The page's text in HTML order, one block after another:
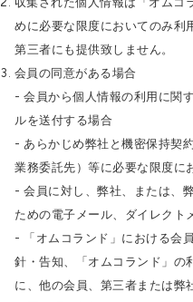
めに必要な限度においてのみ利
第三者にも提供致しません。
会員の同意がある場合
- 会員から個人情報の利用に関
ルを送付する場合
- あらかじめ弊社と機密保持契
業務委託先）等に必要な限度に
- 会員に対し、弊社、または、
ための電子メール、ダイレクト
- 「オムコランド」における会
針・告知、「オムコランド」の
に、他の会員、第三者または弊